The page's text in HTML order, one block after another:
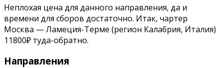
Неплохая цена для данного направления, да и
времени для сборов достаточно. Итак, чартер
Москва — Ламеция-Терме (регион Калабрия, Италия)
11800₽ туда-обратно.
Направления